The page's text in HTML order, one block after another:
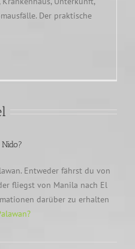
Der praktische
Entweder fährst du von
fliegst von Manila nach El
darüber zu erhalten